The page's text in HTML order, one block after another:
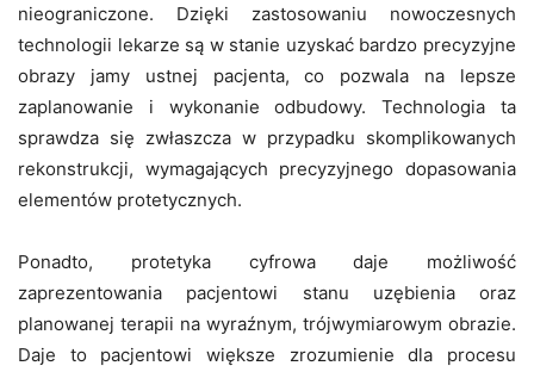
nieograniczone. Dzięki zastosowaniu nowoczesnych
technologii lekarze są w stanie uzyskać bardzo precyzyjne
obrazy jamy ustnej pacjenta, co pozwala na lepsze
zaplanowanie i wykonanie odbudowy. Technologia ta
sprawdza się zwłaszcza w przypadku skomplikowanych
rekonstrukcji, wymagających precyzyjnego dopasowania
elementów protetycznych.
Ponadto, protetyka cyfrowa daje możliwość
zaprezentowania pacjentowi stanu uzębienia oraz
planowanej terapii na wyraźnym, trójwymiarowym obrazie.
Daje to pacjentowi większe zrozumienie dla procesu